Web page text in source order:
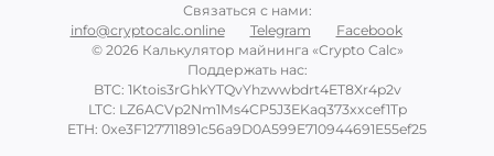
Связаться с нами:
info@cryptocalc.online
Telegram
Facebook
© 2026 Калькулятор майнинга «Crypto Calc»
Поддержать нас:
BTC: 1Ktois3rGhkYTQvYhzwwbdrt4ET8Xr4p2v
LTC: LZ6ACVp2Nm1Ms4CP5J3EKaq373xxcef1Tp
ETH: 0xe3F127711891c56a9D0A599E710944691E55ef25